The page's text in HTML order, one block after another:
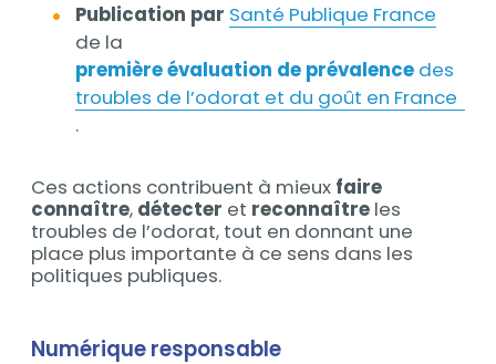
Publication par Santé Publique France
de la
première évaluation de prévalencedes
troubles de l’odorat et du goût en France
.
Ces actions contribuent à mieux faire
connaître, détecter et reconnaîtreles
troubles de l’odorat, tout en donnant une
place plus importante à ce sens dans les
politiques publiques.
Numérique responsable